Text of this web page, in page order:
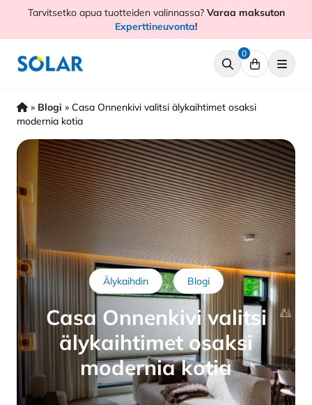
HyppääTarvitsetko apua tuotteiden valinnassa?Varaa maksuton
Experttineuvonta!
0
» Blogi » Casa Onnenkivi valitsi älykaihtimet osaksi
modernia kotia
Älykaihdin Blogi
Casa Onnenkivi valitsi
älykaihtimet osaksi
modernia kotia